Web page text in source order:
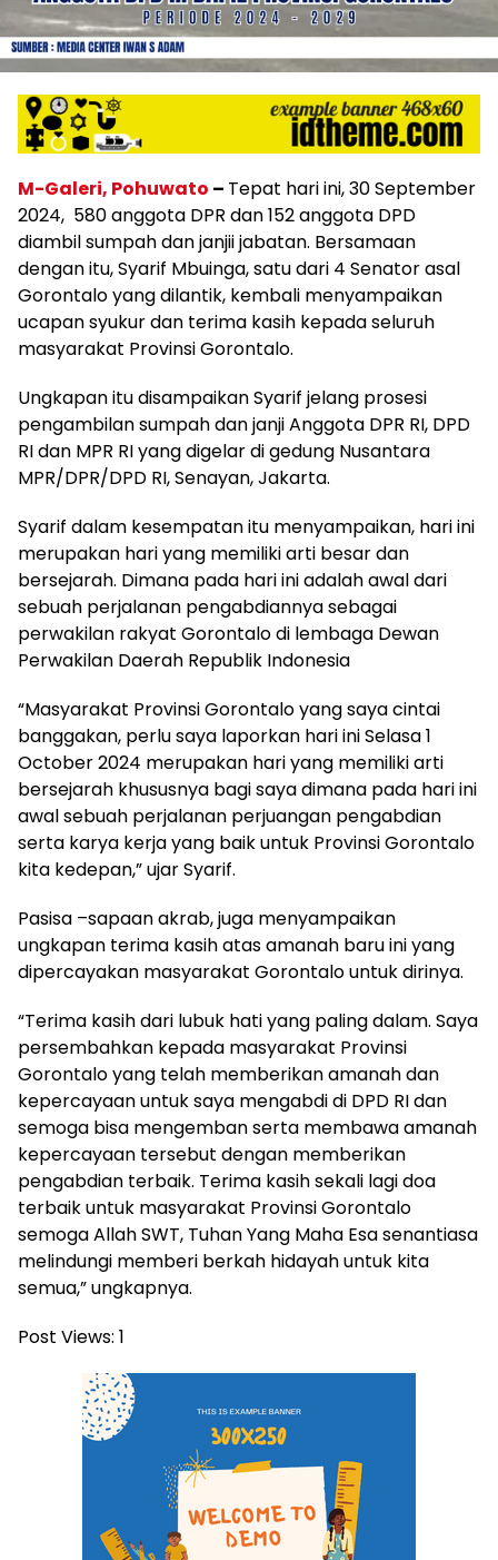
M-Galeri, Pohuwato – Tepat hari ini, 30 September
2024, 580 anggota DPR dan 152 anggota DPD
diambil sumpah dan janjii jabatan. Bersamaan
dengan itu, Syarif Mbuinga, satu dari 4 Senator asal
Gorontalo yang dilantik, kembali menyampaikan
ucapan syukur dan terima kasih kepada seluruh
masyarakat Provinsi Gorontalo.
Ungkapan itu disampaikan Syarif jelang prosesi
pengambilan sumpah dan janji Anggota DPR RI, DPD
RI dan MPR RI yang digelar di gedung Nusantara
MPR/DPR/DPD RI, Senayan, Jakarta.
Syarif dalam kesempatan itu menyampaikan, hari ini
merupakan hari yang memiliki arti besar dan
bersejarah. Dimana pada hari ini adalah awal dari
sebuah perjalanan pengabdiannya sebagai
perwakilan rakyat Gorontalo di lembaga Dewan
Perwakilan Daerah Republik Indonesia
“Masyarakat Provinsi Gorontalo yang saya cintai
banggakan, perlu saya laporkan hari ini Selasa 1
October 2024 merupakan hari yang memiliki arti
bersejarah khususnya bagi saya dimana pada hari ini
awal sebuah perjalanan perjuangan pengabdian
serta karya kerja yang baik untuk Provinsi Gorontalo
kita kedepan,” ujar Syarif.
Pasisa –sapaan akrab, juga menyampaikan
ungkapan terima kasih atas amanah baru ini yang
dipercayakan masyarakat Gorontalo untuk dirinya.
“Terima kasih dari lubuk hati yang paling dalam. Saya
persembahkan kepada masyarakat Provinsi
Gorontalo yang telah memberikan amanah dan
kepercayaan untuk saya mengabdi di DPD RI dan
semoga bisa mengemban serta membawa amanah
kepercayaan tersebut dengan memberikan
pengabdian terbaik. Terima kasih sekali lagi doa
terbaik untuk masyarakat Provinsi Gorontalo
semoga Allah SWT, Tuhan Yang Maha Esa senantiasa
melindungi memberi berkah hidayah untuk kita
semua,” ungkapnya.
Post Views: 1